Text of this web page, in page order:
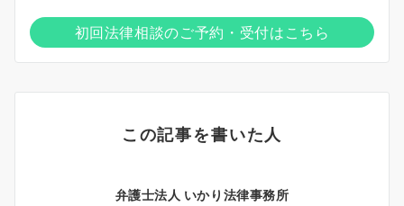
初回法律相談のご予約・受付はこちら
この記事を書いた人
弁護士法人 いかり法律事務所